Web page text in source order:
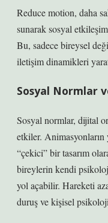
Reduce motion, daha
sunarak sosyal
Bu, sadece bireysel
iletişim dinamikleri
Sosyal Normlar
Sosyal normlar, dijital
etkiler.
“çekici” bir tasarım
bireylerin kendi
yol açabilir. Hareketi
duruş ve kişisel